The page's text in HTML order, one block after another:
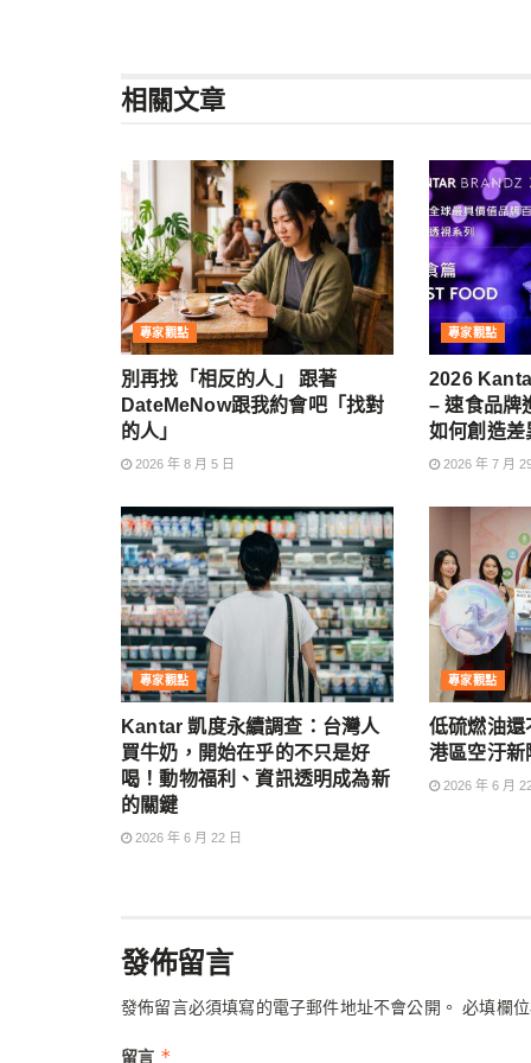
相關文章
專家觀點
別再找「相反的人」 跟著
DateMeNow跟我約會吧「找對
的人」
2026 年 8 月 5 日
專家觀點
2026
– 速食品牌
如何創造差
2026 年 7 月
專家觀點
Kantar 凱度永續調查：台灣人
買牛奶，開始在乎的不只是好
喝！動物福利、資訊透明成為新
的關鍵
2026 年 6 月 22 日
專家觀點
低硫燃油
港區空汙新
2026 年 6 月
發佈留言
發佈留言必須填寫的電子郵件地址不會公開。 必填欄
留言 *